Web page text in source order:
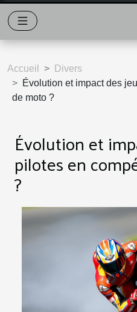
Accueil
Divers
Évolution et impact des
de moto ?
Évolution et
pilotes en
?